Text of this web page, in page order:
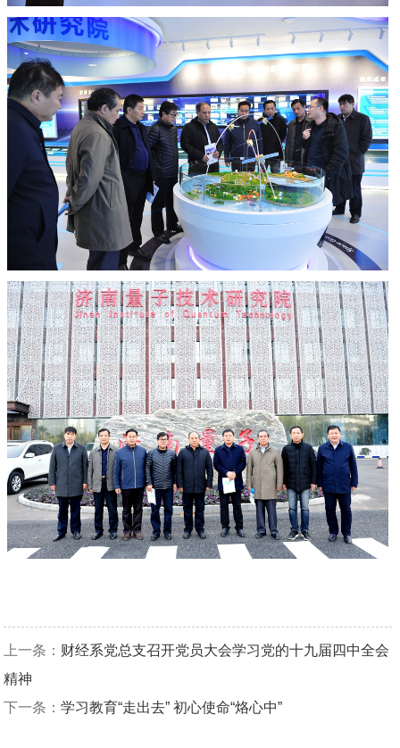
上一条： 财经系党总支召开党员大会学习党的十九届四中全会
精神
下一条：学习教育“走出去” 初心使命“烙心中”